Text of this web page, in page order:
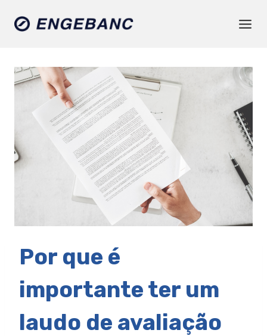
para
Por que é
importante ter um
laudo de avaliação